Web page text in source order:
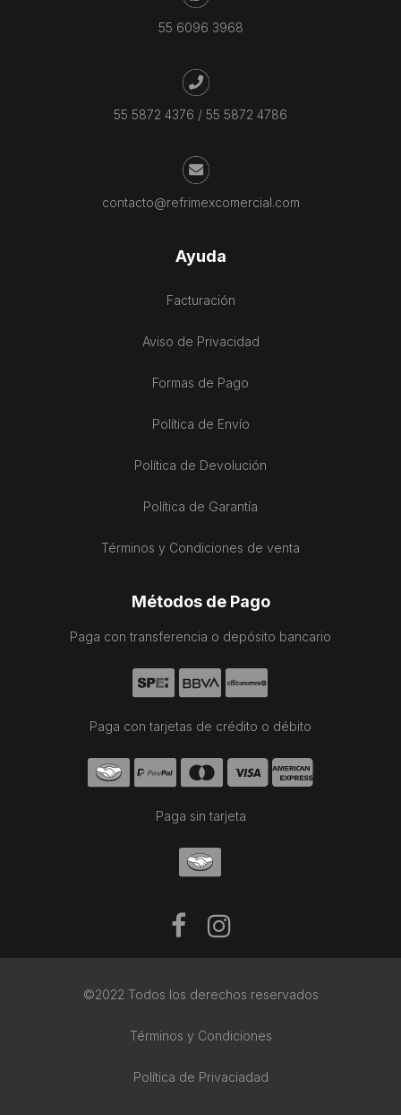
55 6096 3968
55 5872 4376 / 55 5872 4786
contacto@refrimexcomercial.com
Ayuda
Facturación
Aviso de Privacidad
Formas de Pago
Política de Envío
Política de Devolución
Política de Garantía
Términos y Condiciones de venta
Métodos de Pago
Paga con transferencia o depósito bancario
Paga con tarjetas de crédito o débito
Paga sin tarjeta
©2022 Todos los derechos reservados
Términos y Condiciones
Política de Privaciadad